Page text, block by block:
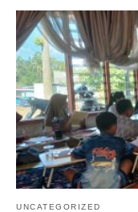
UNCATEGORIZED